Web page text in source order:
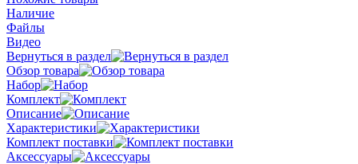
Наличие
Файлы
Видео
Вернуться в раздел
Обзор товара
Набор
Комплект
Описание
Характеристики
Комплект поставки
Аксессуары